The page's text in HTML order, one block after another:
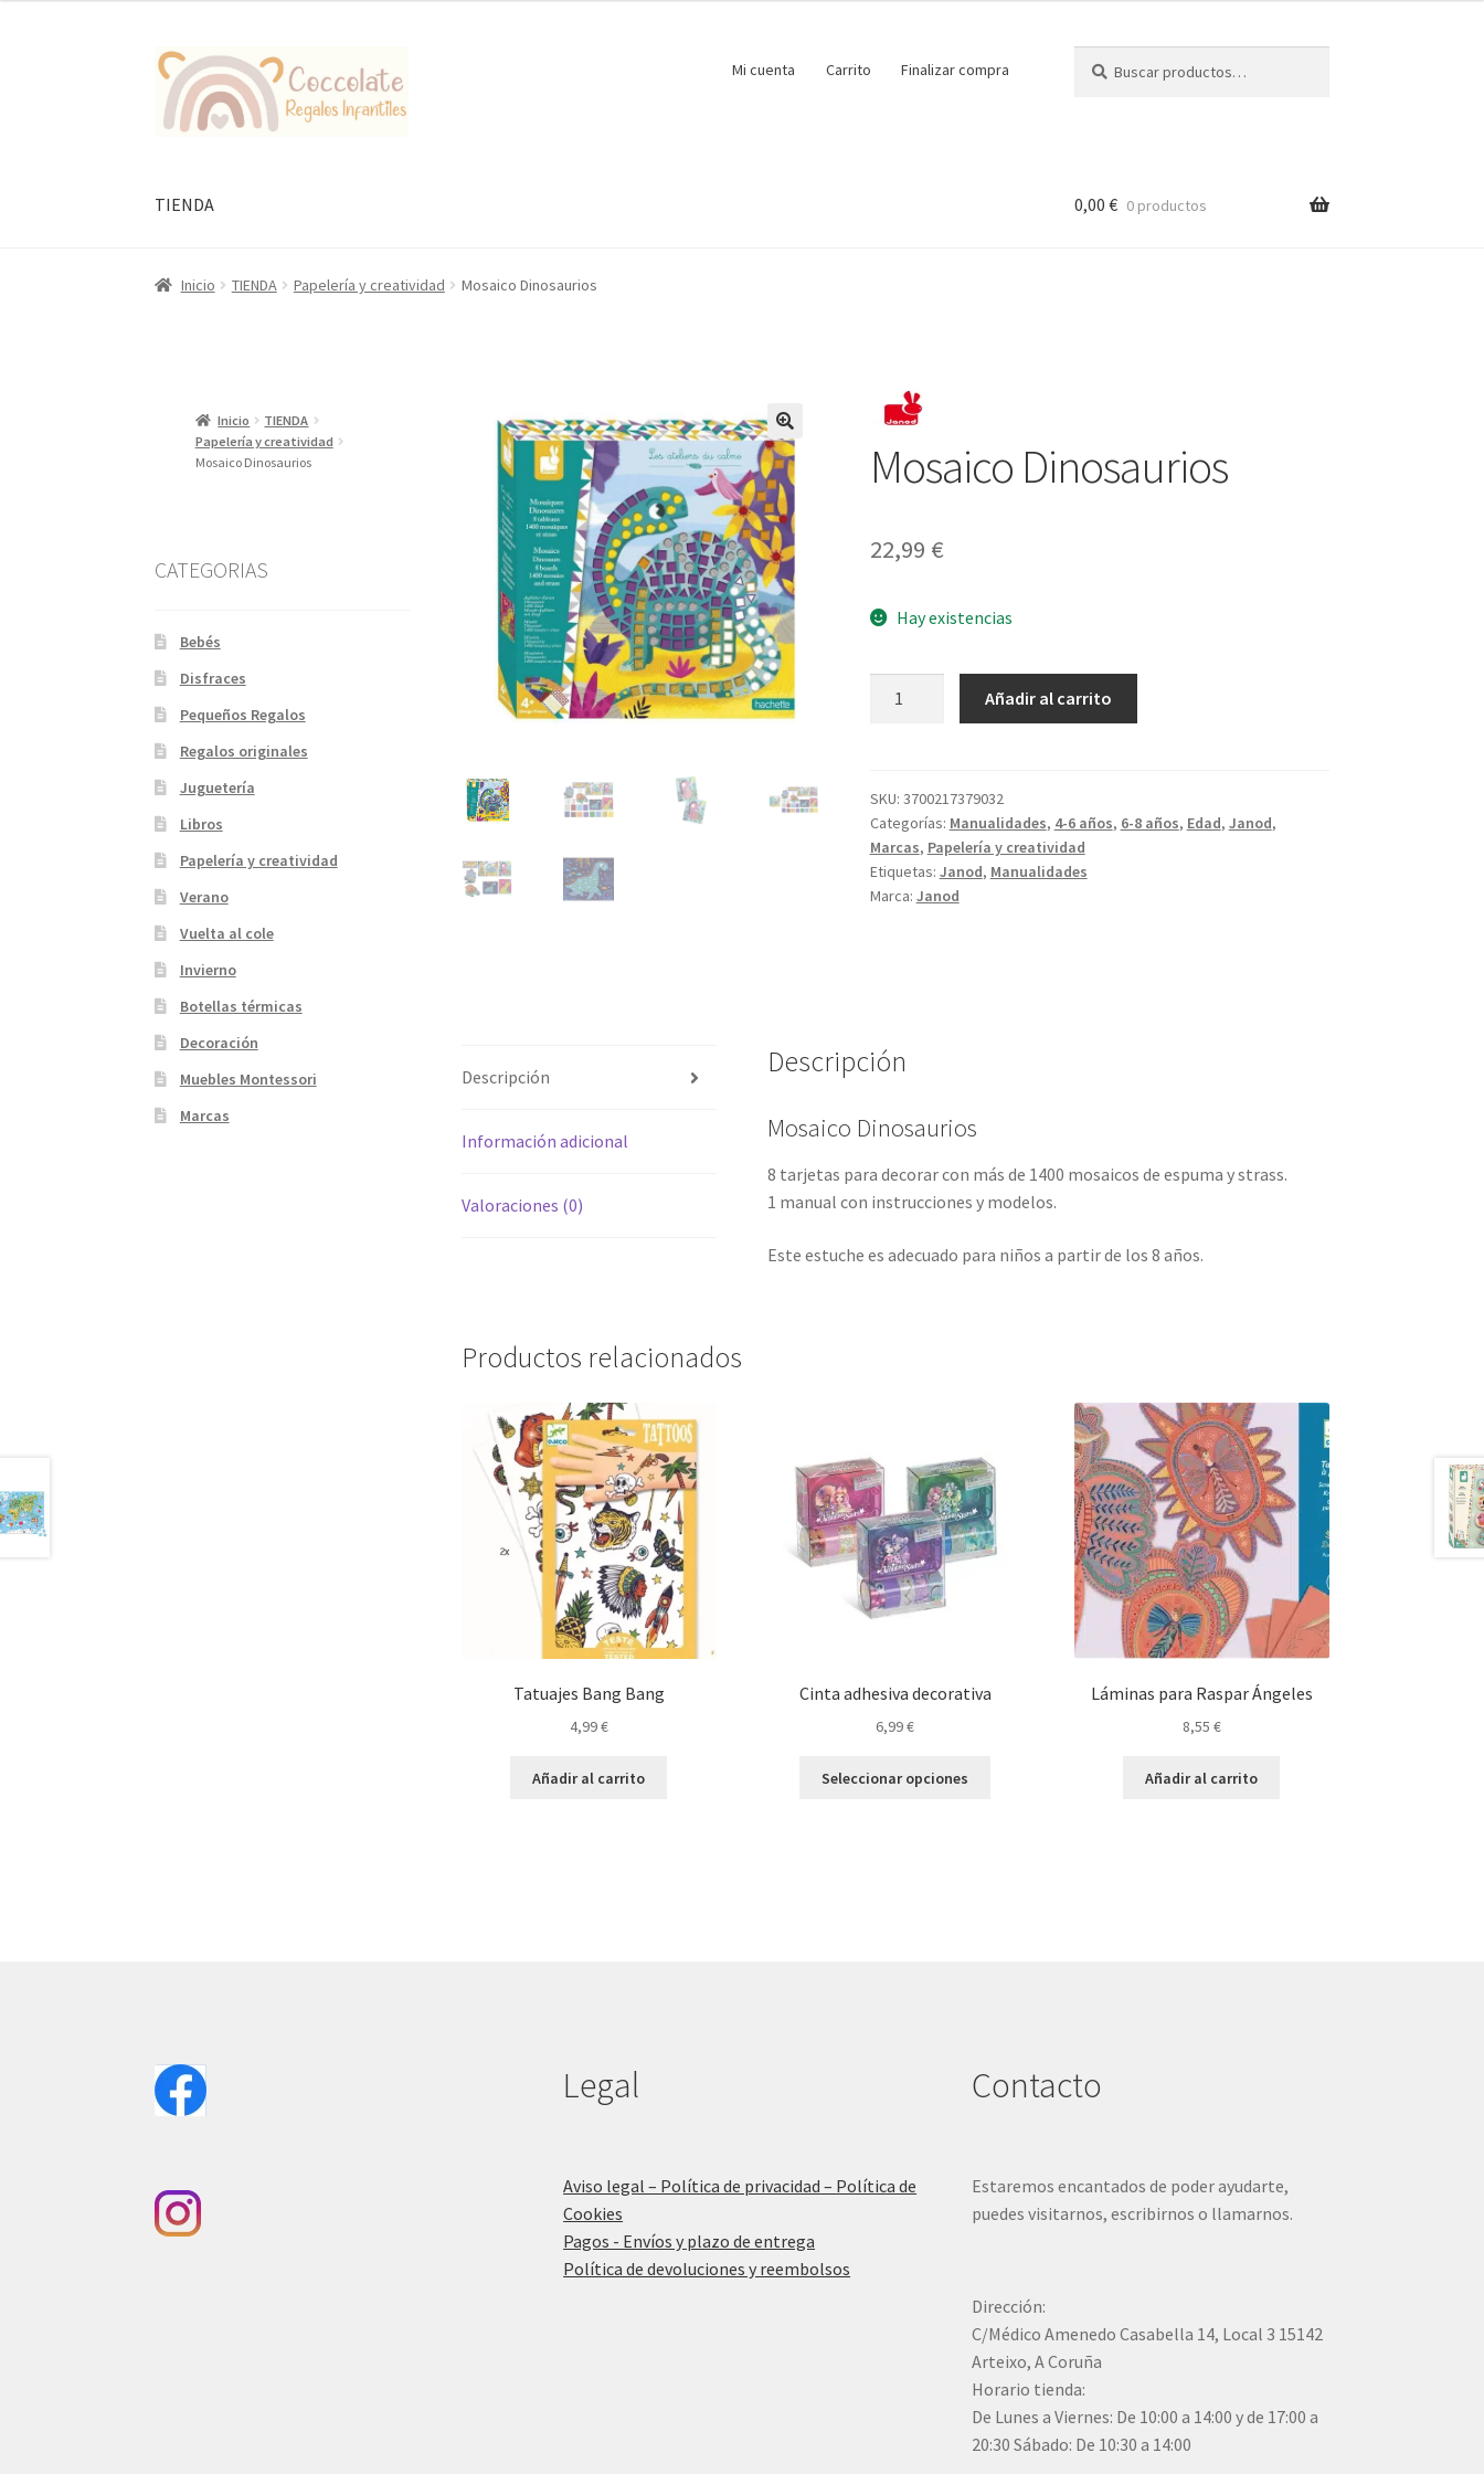
Ir
la
Ir
al
contenido
Mi cuenta Carrito Finalizar compra
por:
TIENDA 0,00 € 0 productos
Inicio TIENDA Papelería y creatividad Mosaico Dinosaurios
🔍 Mosaico Dinosaurios
22,99 €
Hay existencias
Añadir al carrito
SKU: 3700217379032
Categorías: Manualidades, 4-6 años, 6-8 años, Edad, Janod,
Marcas, Papelería y creatividad
Etiquetas: Janod, Manualidades
Marca: Janod
Descripción
Información adicional
Valoraciones (0)
Descripción
Mosaico Dinosaurios
8 tarjetas para decorar con más de 1400 mosaicos de espuma y strass.
1 manual con instrucciones y modelos.
Este estuche es adecuado para niños a partir de los 8 años.
Productos relacionados
Tatuajes Bang Bang
4,99€
Añadir al carrito
Cinta adhesiva decorativa
6,99€
Seleccionar opciones
de
Láminas para Raspar Ángeles
8,55 €
Añadir al carrito
Inicio
TIENDA
Papelería y creatividad
Mosaico Dinosaurios
CATEGORIAS
Bebés
Disfraces
Pequeños Regalos
Regalos originales
Juguetería
Libros
Papelería y creatividad
Verano
Vuelta al cole
Invierno
Botellas térmicas
Decoración
Muebles Montessori
Marcas
Legal
Aviso legal – Política de privacidad – Política de
Cookies
Pagos - Envíos y plazo de entrega
Política de devoluciones y reembolsos
Contacto
Estaremos encantados de poder ayudarte,
puedes visitarnos, escribirnos o llamarnos.
Dirección:
C/Médico Amenedo Casabella 14, Local 3 15142
Arteixo, A Coruña
Horario tienda:
De Lunes a Viernes: De 10:00 a 14:00 y de 17:00 a
20:30 Sábado: De 10:30 a 14:00